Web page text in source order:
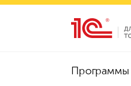
Программы